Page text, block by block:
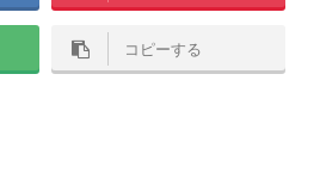
コピーする